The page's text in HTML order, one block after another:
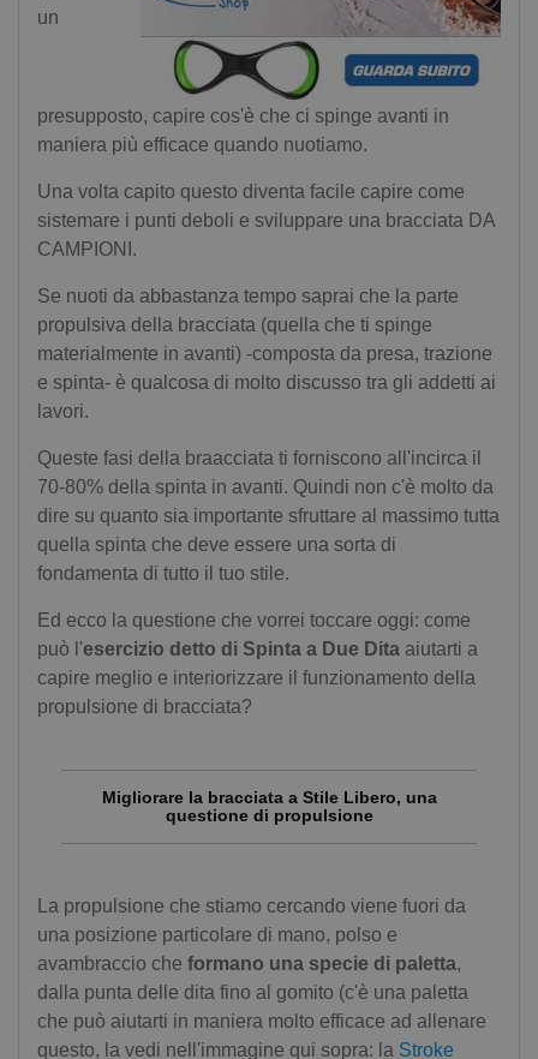
un
presupposto, capire cos'è che ci spinge avanti in
maniera più efficace quando nuotiamo.
Una volta capito questo diventa facile capire come
sistemare i punti deboli e sviluppare una bracciata DA
CAMPIONI.
Se nuoti da abbastanza tempo saprai che la parte
propulsiva della bracciata (quella che ti spinge
materialmente in avanti) -composta da presa, trazione
e spinta- è qualcosa di molto discusso tra gli addetti ai
lavori.
Queste fasi della braacciata ti forniscono all'incirca il
70-80% della spinta in avanti. Quindi non c'è molto da
dire su quanto sia importante sfruttare al massimo tutta
quella spinta che deve essere una sorta di
fondamenta di tutto il tuo stile.
Ed ecco la questione che vorrei toccare oggi: come
può l'esercizio detto di Spinta a Due Dita aiutarti a
capire meglio e interiorizzare il funzionamento della
propulsione di bracciata?
Migliorare la bracciata a Stile Libero, una
questione di propulsione
La propulsione che stiamo cercando viene fuori da
una posizione particolare di mano, polso e
avambraccio che formano una specie di paletta,
dalla punta delle dita fino al gomito (c'è una paletta
che può aiutarti in maniera molto efficace ad allenare
questo, la vedi nell'immagine qui sopra: la Stroke